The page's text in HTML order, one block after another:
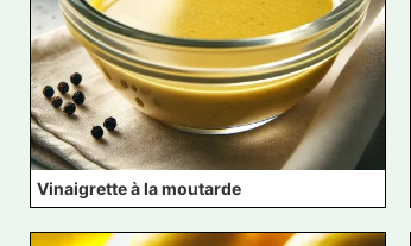
Vinaigrette à la moutarde